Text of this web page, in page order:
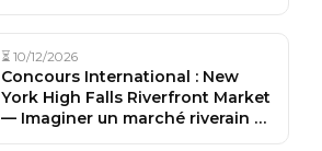
⏳ 10/12/2026
Concours International : New
York High Falls Riverfront Market
— Imaginer un marché riverain à